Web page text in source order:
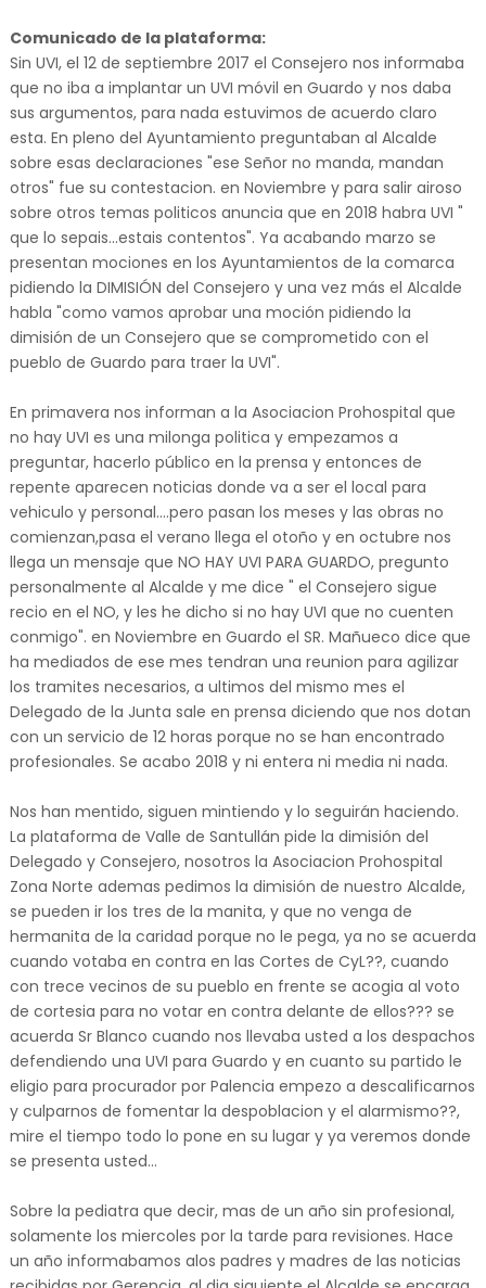
Comunicado de la plataforma:
Sin UVI, el 12 de septiembre 2017 el Consejero nos informaba
que no iba a implantar un UVI móvil en Guardo y nos daba
sus argumentos, para nada estuvimos de acuerdo claro
esta. En pleno del Ayuntamiento preguntaban al Alcalde
sobre esas declaraciones "ese Señor no manda, mandan
otros" fue su contestacion. en Noviembre y para salir airoso
sobre otros temas politicos anuncia que en 2018 habra UVI "
que lo sepais...estais contentos". Ya acabando marzo se
presentan mociones en los Ayuntamientos de la comarca
pidiendo la DIMISIÓN del Consejero y una vez más el Alcalde
habla "como vamos aprobar una moción pidiendo la
dimisión de un Consejero que se comprometido con el
pueblo de Guardo para traer la UVI".
En primavera nos informan a la Asociacion Prohospital que
no hay UVI es una milonga politica y empezamos a
preguntar, hacerlo público en la prensa y entonces de
repente aparecen noticias donde va a ser el local para
vehiculo y personal....pero pasan los meses y las obras no
comienzan,pasa el verano llega el otoño y en octubre nos
llega un mensaje que NO HAY UVI PARA GUARDO, pregunto
personalmente al Alcalde y me dice " el Consejero sigue
recio en el NO, y les he dicho si no hay UVI que no cuenten
conmigo". en Noviembre en Guardo el SR. Mañueco dice que
ha mediados de ese mes tendran una reunion para agilizar
los tramites necesarios, a ultimos del mismo mes el
Delegado de la Junta sale en prensa diciendo que nos dotan
con un servicio de 12 horas porque no se han encontrado
profesionales. Se acabo 2018 y ni entera ni media ni nada.
Nos han mentido, siguen mintiendo y lo seguirán haciendo.
La plataforma de Valle de Santullán pide la dimisión del
Delegado y Consejero, nosotros la Asociacion Prohospital
Zona Norte ademas pedimos la dimisión de nuestro Alcalde,
se pueden ir los tres de la manita, y que no venga de
hermanita de la caridad porque no le pega, ya no se acuerda
cuando votaba en contra en las Cortes de CyL??, cuando
con trece vecinos de su pueblo en frente se acogia al voto
de cortesia para no votar en contra delante de ellos??? se
acuerda Sr Blanco cuando nos llevaba usted a los despachos
defendiendo una UVI para Guardo y en cuanto su partido le
eligio para procurador por Palencia empezo a descalificarnos
y culparnos de fomentar la despoblacion y el alarmismo??,
mire el tiempo todo lo pone en su lugar y ya veremos donde
se presenta usted...
Sobre la pediatra que decir, mas de un año sin profesional,
solamente los miercoles por la tarde para revisiones. Hace
un año informabamos alos padres y madres de las noticias